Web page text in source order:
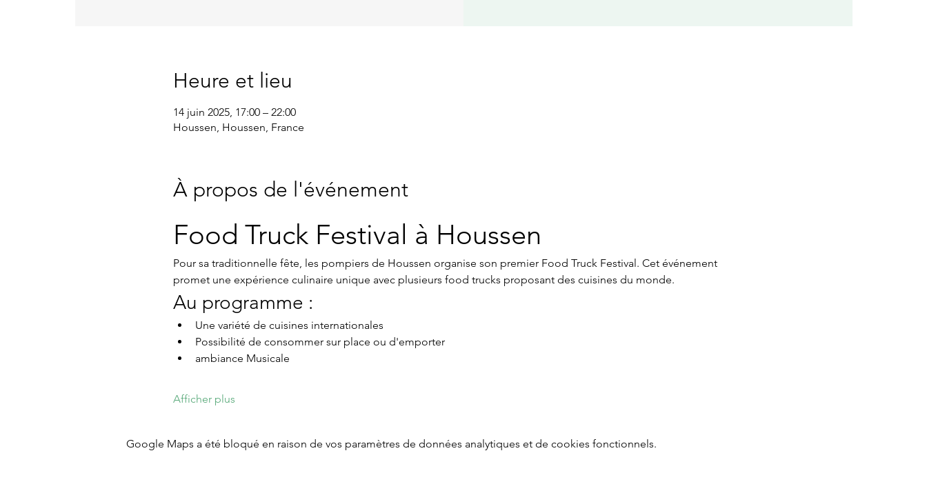
Heure et lieu
14 juin 2025, 17:00 – 22:00
Houssen, Houssen, France
À propos de l'événement
Food Truck Festival à Houssen
Pour sa traditionnelle fête, les pompiers de Houssen organise son premier Food Truck Festival. Cet événement
promet une expérience culinaire unique avec plusieurs food trucks proposant des cuisines du monde.
Au programme :
Une variété de cuisines internationales
Possibilité de consommer sur place ou d'emporter
ambiance Musicale
Afficher plus
Google Maps a été bloqué en raison de vos paramètres de données analytiques et de cookies fonctionnels.